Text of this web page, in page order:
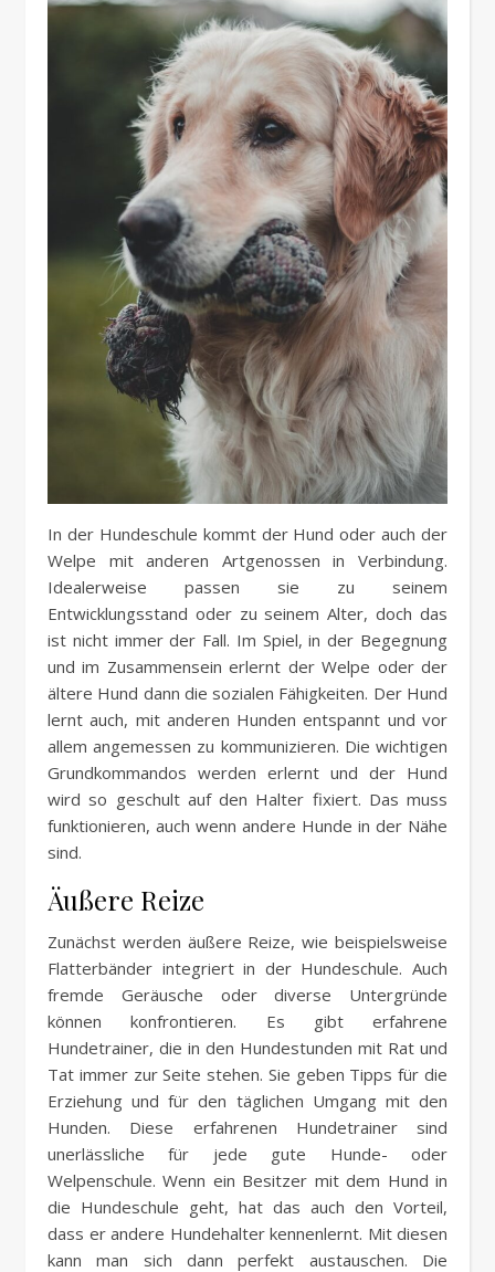
In der Hundeschule kommt der Hund oder auch der
Welpe mit anderen Artgenossen in Verbindung.
Idealerweise passen sie zu seinem
Entwicklungsstand oder zu seinem Alter, doch das
ist nicht immer der Fall. Im Spiel, in der Begegnung
und im Zusammensein erlernt der Welpe oder der
ältere Hund dann die sozialen Fähigkeiten. Der Hund
lernt auch, mit anderen Hunden entspannt und vor
allem angemessen zu kommunizieren. Die wichtigen
Grundkommandos werden erlernt und der Hund
wird so geschult auf den Halter fixiert. Das muss
funktionieren, auch wenn andere Hunde in der Nähe
sind.
Äußere Reize
Zunächst werden äußere Reize, wie beispielsweise
Flatterbänder integriert in der Hundeschule. Auch
fremde Geräusche oder diverse Untergründe
können konfrontieren. Es gibt erfahrene
Hundetrainer, die in den Hundestunden mit Rat und
Tat immer zur Seite stehen. Sie geben Tipps für die
Erziehung und für den täglichen Umgang mit den
Hunden. Diese erfahrenen Hundetrainer sind
unerlässliche für jede gute Hunde- oder
Welpenschule. Wenn ein Besitzer mit dem Hund in
die Hundeschule geht, hat das auch den Vorteil,
dass er andere Hundehalter kennenlernt. Mit diesen
kann man sich dann perfekt austauschen. Die